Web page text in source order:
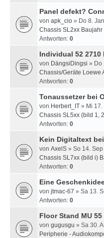
Panel defekt?
von apk_cio » Do 8.
Chassis SL2xx
Antworten: 0
Individual 52 2710
von DängsiDingsi » Do
Chassis/Geräte Loewe
Antworten: 0
Tonaussetzer bei
von Herbert_IT » Mi 17.
Chassis SL5xx (bild 1,
Antworten: 0
Kein Digitaltext
von AxelS » So 14.
Chassis SL7xx (bild i)
Antworten: 0
Eine
von jtmac-67 » Sa 13.
Antworten: 0
Floor Stand MU
von gugusgu » Sa 30.
Peripherie -